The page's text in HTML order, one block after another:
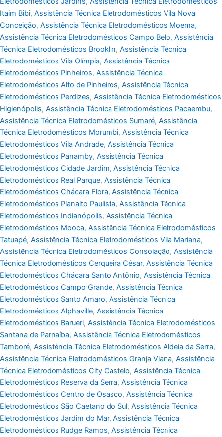
Itaim Bibi, Assistência Técnica Eletrodomésticos Vila Nova
Conceição, Assistência Técnica Eletrodomésticos Moema,
Assistência Técnica Eletrodomésticos Campo Belo, Assistência
Técnica Eletrodomésticos Brooklin, Assistência Técnica
Eletrodomésticos Vila Olímpia, Assistência Técnica
Eletrodomésticos Pinheiros, Assistência Técnica
Eletrodomésticos Alto de Pinheiros, Assistência Técnica
Eletrodomésticos Perdizes, Assistência Técnica Eletrodomésticos
Higienópolis, Assistência Técnica Eletrodomésticos Pacaembu,
Assistência Técnica Eletrodomésticos Sumaré, Assistência
Técnica Eletrodomésticos Morumbi, Assistência Técnica
Eletrodomésticos Vila Andrade, Assistência Técnica
Eletrodomésticos Panamby, Assistência Técnica
Eletrodomésticos Cidade Jardim, Assistência Técnica
Eletrodomésticos Real Parque, Assistência Técnica
Eletrodomésticos Chácara Flora, Assistência Técnica
Eletrodomésticos Planalto Paulista, Assistência Técnica
Eletrodomésticos Indianópolis, Assistência Técnica
Eletrodomésticos Mooca, Assistência Técnica Eletrodomésticos
Tatuapé, Assistência Técnica Eletrodomésticos Vila Mariana,
Assistência Técnica Eletrodomésticos Consolação, Assistência
Técnica Eletrodomésticos Cerqueira César, Assistência Técnica
Eletrodomésticos Chácara Santo Antônio, Assistência Técnica
Eletrodomésticos Campo Grande, Assistência Técnica
Eletrodomésticos Santo Amaro, Assistência Técnica
Eletrodomésticos Alphaville, Assistência Técnica
Eletrodomésticos Barueri, Assistência Técnica Eletrodomésticos
Santana de Parnaíba, Assistência Técnica Eletrodomésticos
Tamboré, Assistência Técnica Eletrodomésticos Aldeia da Serra,
Assistência Técnica Eletrodomésticos Granja Viana, Assistência
Técnica Eletrodomésticos City Castelo, Assistência Técnica
Eletrodomésticos Reserva da Serra, Assistência Técnica
Eletrodomésticos Centro de Osasco, Assistência Técnica
Eletrodomésticos São Caetano do Sul, Assistência Técnica
Eletrodomésticos Jardim do Mar, Assistência Técnica
Eletrodomésticos Rudge Ramos, Assistência Técnica